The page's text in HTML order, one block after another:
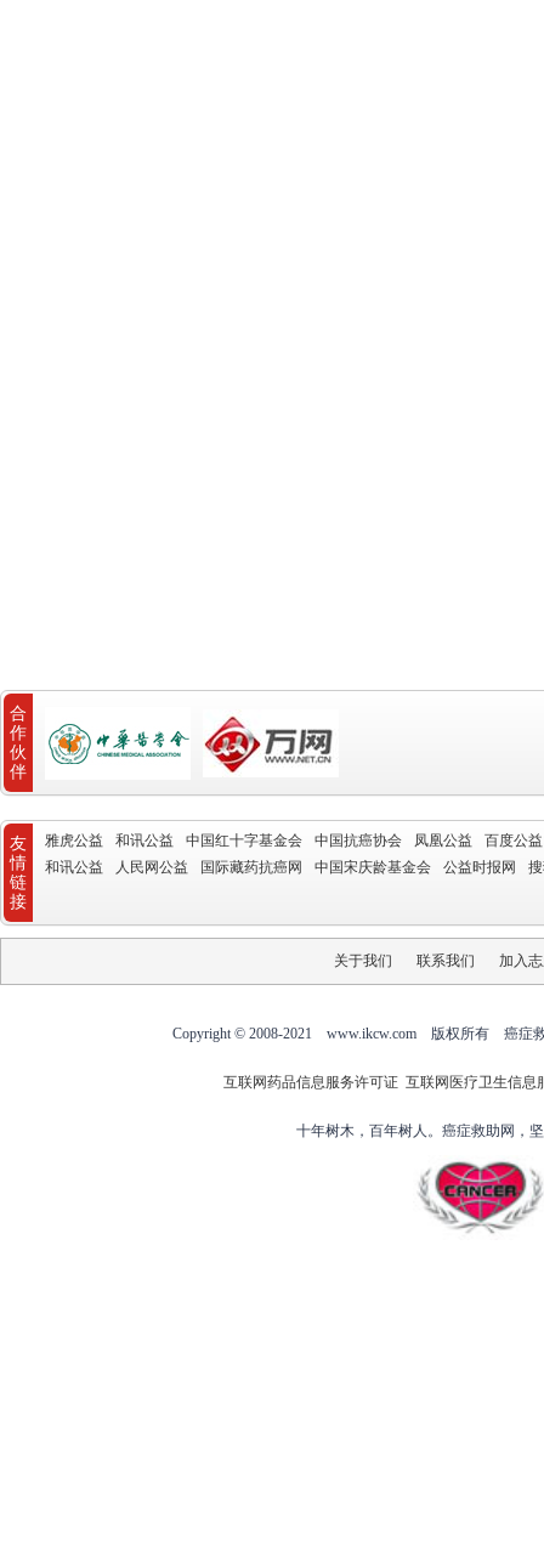
合
作
伙
伴
友
情
链
接
雅虎公益 和讯公益 中国红十字基金会 中国抗癌协会 凤凰公益
百度公益
和讯公益
人民网公益 国际藏药抗癌网 中国宋庆龄基金会 公益时报网
关于我们 联系我们 加入
Copyright © 2008-2021 www.ikcw.com 版权所有 癌症
互联网药品信息服务许可证 互联网医疗卫生信息
十年树木，百年树人。癌症救助网，